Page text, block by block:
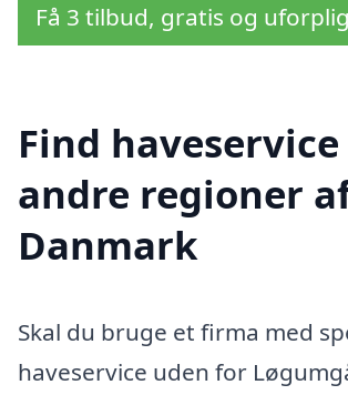
Få 3 tilbud, gratis og
Find haveservice
andre regioner
Danmark
Skal du bruge et firma med
haveservice uden for